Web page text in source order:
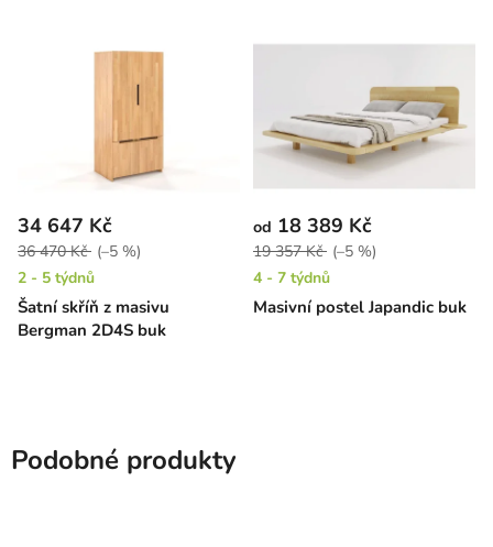
Šatní skříň z masivu
Bergman 2D4S buk
34 647 Kč
36 470 Kč (–5 %)
2 - 5 týdnů
Masivní postel Japandic buk
od 18 389 Kč
19 357 Kč (–5 %)
4 - 7 týdnů
Podobné produkty